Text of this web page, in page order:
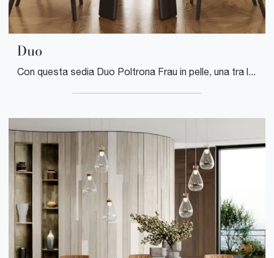
Duo
Con questa sedia Duo Poltrona Frau in pelle, una tra le nostre sedute fisse moderne, potrai impreziosire i tuoi interni.